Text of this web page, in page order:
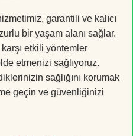
garantili ve kalıcı
bir yaşam alanı sağlar.
etkili yöntemler
etmenizi sağlıyoruz.
sağlığını korumak
geçin ve güvenliğinizi